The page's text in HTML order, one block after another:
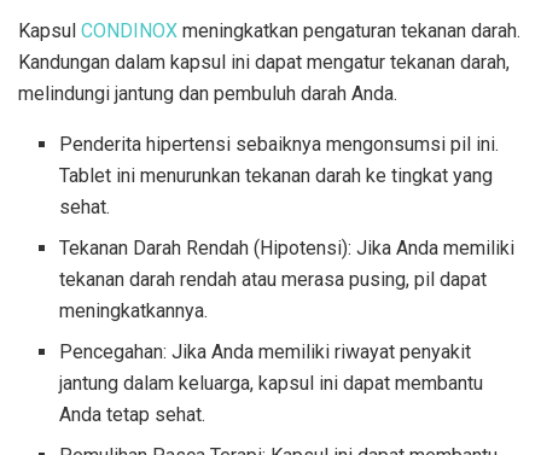
Kapsul CONDINOX meningkatkan pengaturan tekanan darah.
Kandungan dalam kapsul ini dapat mengatur tekanan darah,
melindungi jantung dan pembuluh darah Anda.
Penderita hipertensi sebaiknya mengonsumsi pil ini.
Tablet ini menurunkan tekanan darah ke tingkat yang
sehat.
Tekanan Darah Rendah (Hipotensi): Jika Anda memiliki
tekanan darah rendah atau merasa pusing, pil dapat
meningkatkannya.
Pencegahan: Jika Anda memiliki riwayat penyakit
jantung dalam keluarga, kapsul ini dapat membantu
Anda tetap sehat.